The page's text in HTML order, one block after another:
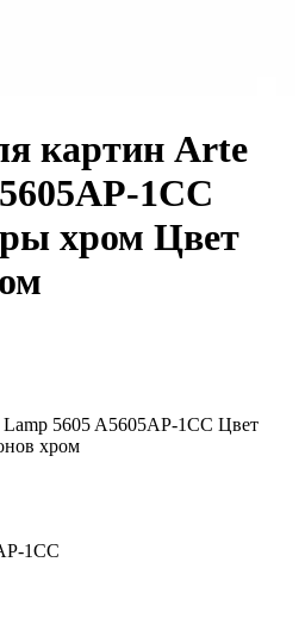
картин Arte
1CC
хром Цвет
5605 A5605AP-1CC Цвет
хром
1CC